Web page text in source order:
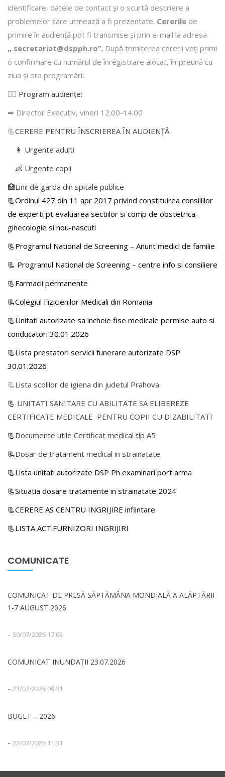
identificare, datele de contact şi o scurtă descriere a
problemelor care urmează a fi prezentate. Cererile de
primire în audienţă pot fi transmise şi prin e-mail la adresa
,, secretariat@dspph.ro’’. După trimiterea cererii veţi primi
o confirmare cu numărul de înregistrare alocat, împreună cu
ziua şi ora programării.
👩‍⚕️ Program audiențe:
➡ Director Executiv, vineri 12.00-14.00
📃CERERE PENTRU ÎNSCRIEREA ÎN AUDIENŢĂ
👩 Urgente adulti
👶 Urgente copii
🏥Linii de garda din spitale publice
📃Ordinul 427 din 11 apr 2017 privind constituirea consiliilor
de experti pt evaluarea sectiilor si comp de obstetrica-
ginecologie si nou-nascuti
📃Programul National de Screening – Anunt medici de familie
📃 Programul National de Screening – centre info si consiliere
📃Farmacii permanente
📃Colegiul Fizicienilor Medicali din Romania
📃Unitati autorizate sa incheie fise medicale permise auto si
conducatori 30.01.2026
📃Lista prestatori servicii funerare autorizate DSP
30.01.2026
📃Lista scolilor de igiena din judetul Prahova
📃 UNITATI SANITARE CU ABILITATE SA ELIBEREZE
CERTIFICATE MEDICALE PENTRU COPII CU DIZABILITATI
📃Documente utile Certificat medical tip A5
📃Dosar de tratament medical in strainatate
📃Lista unitati autorizate DSP Ph examinari port arma
📃Situatia dosare tratamente in strainatate 2024
📃CERERE AS CENTRU INGRIJIRE infiintare
📃LISTA ACT.FURNIZORI INGRIJIRI
COMUNICATE
COMUNICAT DE PRESĂ SĂPTĂMÂNA MONDIALĂ A ALĂPTĂRII
1-7 AUGUST 2026
- 30/07/2026 17:05
COMUNICAT INUNDAȚII 23.07.2026
- 23/07/2026 09:31
BUGET – 2026
- 22/07/2026 11:31